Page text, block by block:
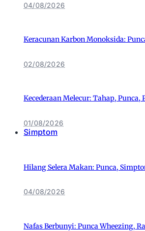
04/08/2026
Keracunan Karbon Monoksida:
02/08/2026
Kecederaan Melecur: Tahap, Punca,
01/08/2026
Simptom
Hilang Selera Makan: Punca,
04/08/2026
Nafas Berbunyi: Punca Wheezing,